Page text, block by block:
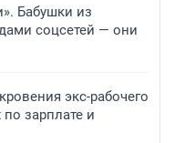
Бабушки из
соцсетей — они
экс-рабочего
зарплате и